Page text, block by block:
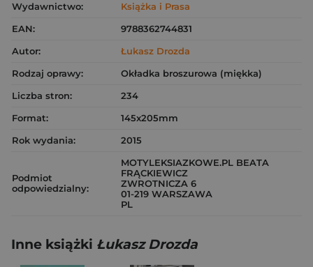
Wydawnictwo:
Książka i Prasa
EAN:
9788362744831
Autor:
Łukasz Drozda
Rodzaj oprawy:
Okładka broszurowa (miękka)
Liczba stron:
234
Format:
145x205mm
Rok wydania:
2015
Podmiot
odpowiedzialny:
MOTYLEKSIAZKOWE.PL BEATA
FRĄCKIEWICZ
ZWROTNICZA 6
01-219 WARSZAWA
PL
Inne książki Łukasz Drozda